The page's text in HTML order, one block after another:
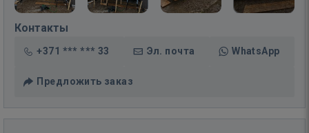
Контакты
+371 *** *** 33 Эл. почта WhatsApp
Предложить заказ